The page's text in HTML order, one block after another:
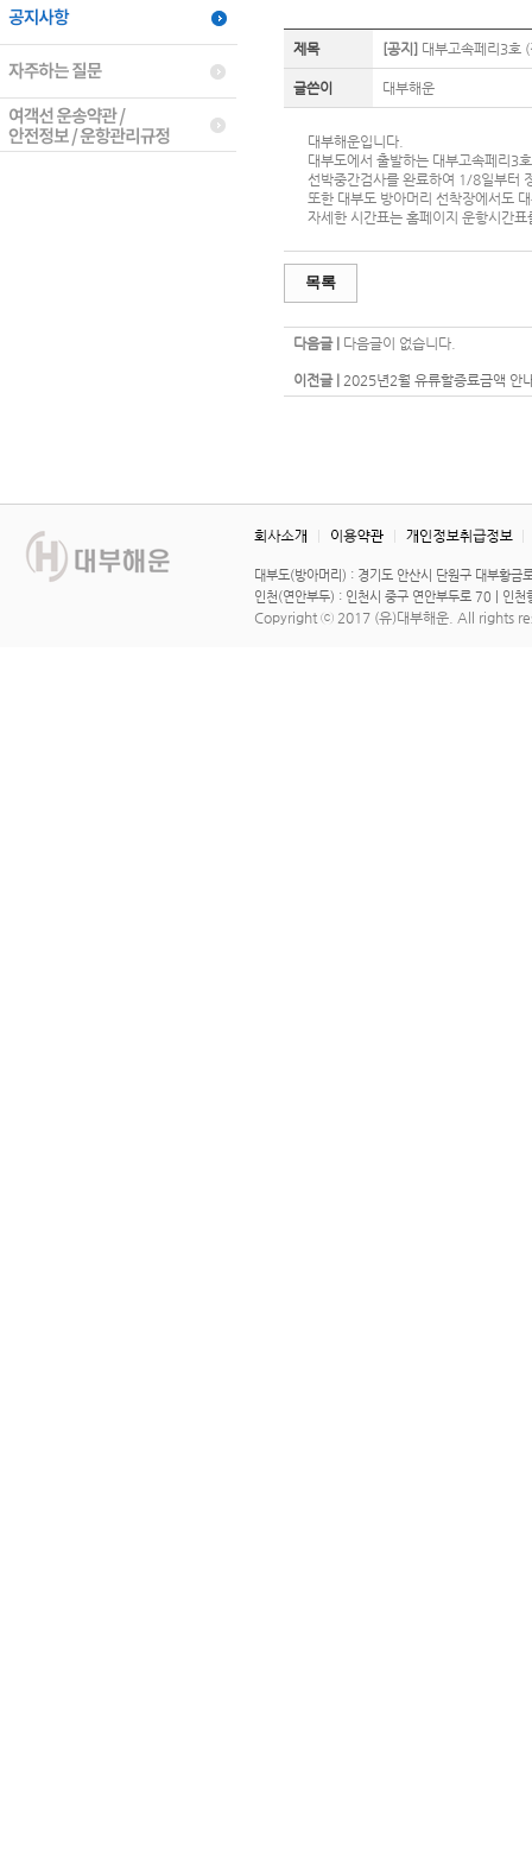
제목 [공지] 대부고속페리3호
글쓴이 대부해운
대부해운입니다.
대부도에서 출발하는 대부고속페리3
선박중간검사를 완료하여 1/8일부터
또한 대부도 방아머리 선착장에서도
자세한 시간표는 홈페이지 운항시간
목록
다음글 | 다음글이 없습니다.
이전글 | 2025년2월 유류할증료금액 안
대부도(방아머리) : 경기도 안산시 단원구 대부
인천(연안부두) : 인천시 중구 연안부두로 70 |
Copyright ⓒ 2017 (유)대부해운 . All rights